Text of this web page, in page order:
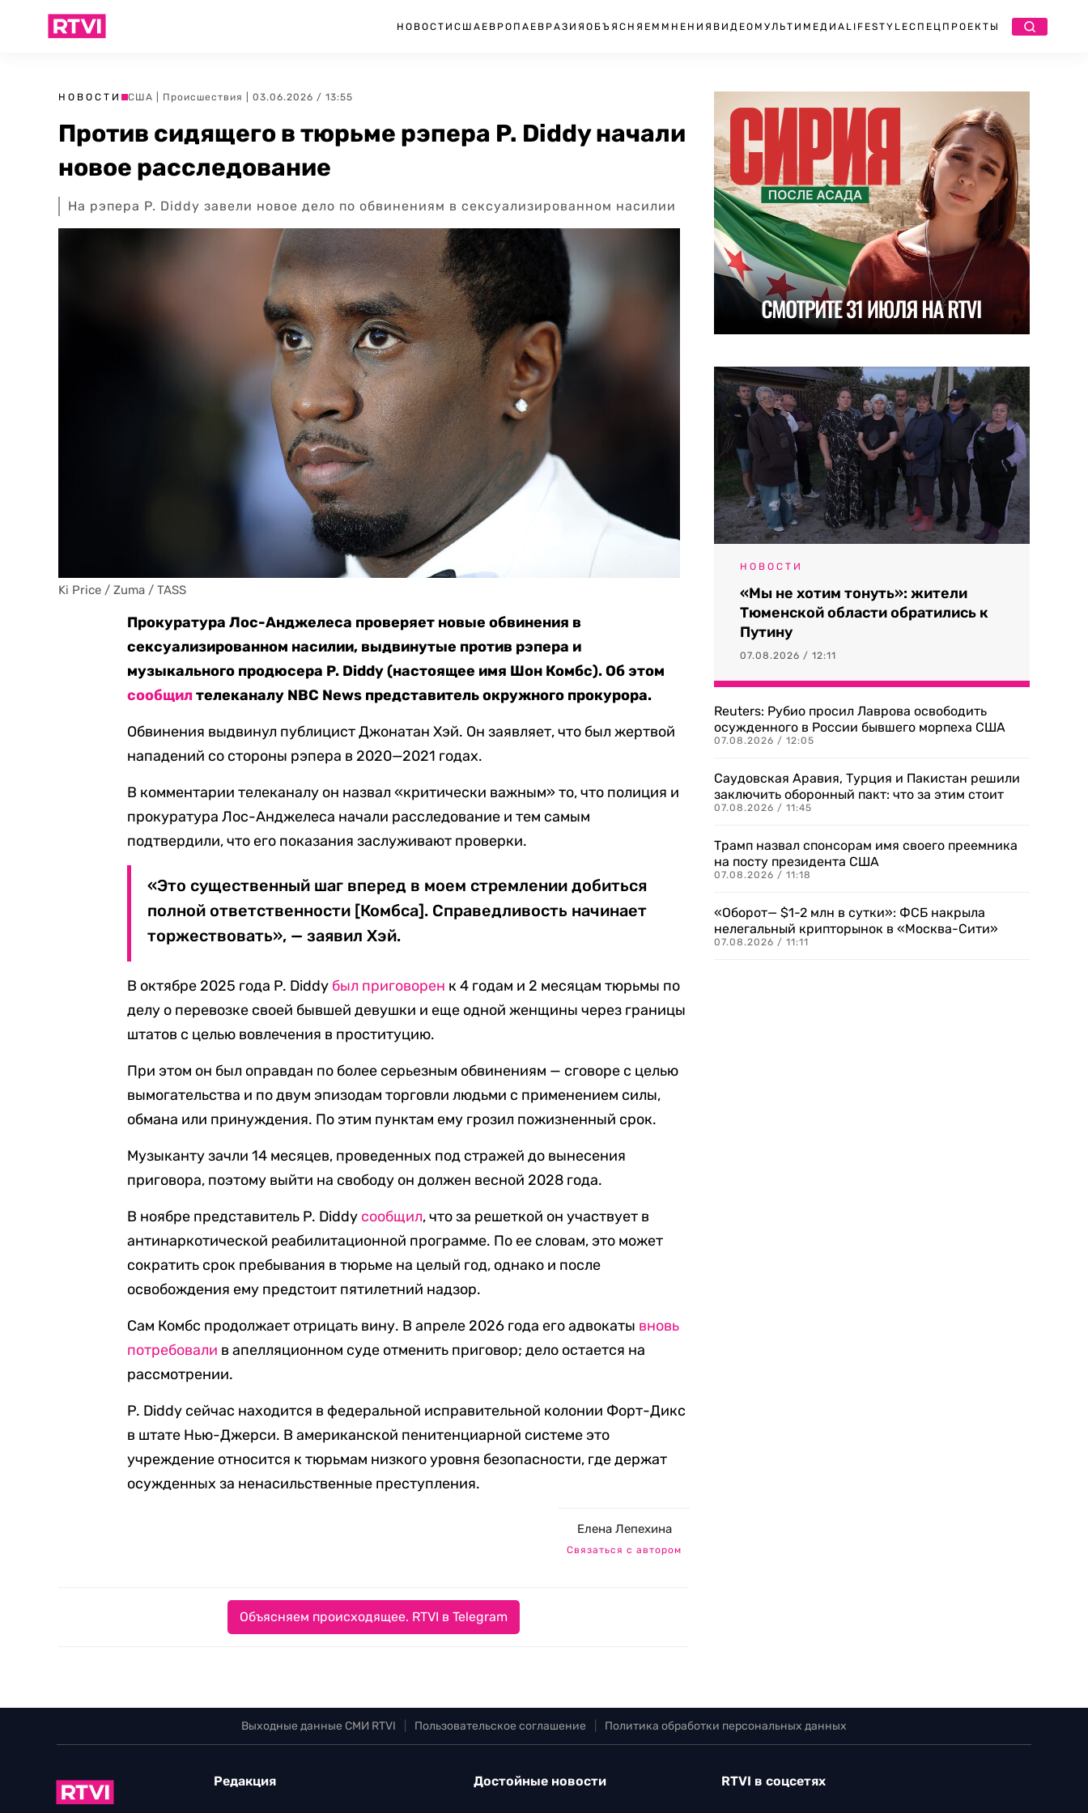
НОВОСТИ США ЕВРОПА ЕВРАЗИЯ ОБЪЯСНЯЕМ МНЕНИЯ ВИДЕО МУЛЬТИМЕДИА LIFESTYLEСПЕЦПРОЕКТЫ
НОВОСТИ США Происшествия | 03.06.2026 / 13:55
Против сидящего в тюрьме рэпера P. Diddy начали
новое расследование
На рэпера P. Diddy завели новое дело по обвинениям в сексуализированном насилии
Ki Price / Zuma / TASS
Прокуратура Лос-Анджелеса проверяет новые обвинения в
сексуализированном насилии, выдвинутые против рэпера и
музыкального продюсера P. Diddy (настоящее имя Шон Комбс). Об этом
сообщилтелеканалу NBC News представитель окружного прокурора.
Обвинения выдвинул публицист Джонатан Хэй. Он заявляет, что был жертвой
нападений со стороны рэпера в 2020—2021 годах.
В комментарии телеканалу он назвал «критически важным» то, что полиция и
прокуратура Лос-Анджелеса начали расследование и тем самым
подтвердили, что его показания заслуживают проверки.
«Это существенный шаг вперед в моем стремлении добиться
полной ответственности [Комбса]. Справедливость начинает
торжествовать», — заявил Хэй.
В октябре 2025 года P. Diddy был приговорен к 4 годам и 2 месяцам тюрьмы по
делу о перевозке своей бывшей девушки и еще одной женщины через границы
штатов с целью вовлечения в проституцию.
При этом он был оправдан по более серьезным обвинениям — сговоре с целью
вымогательства и по двум эпизодам торговли людьми с применением силы,
обмана или принуждения. По этим пунктам ему грозил пожизненный срок.
Музыканту зачли 14 месяцев, проведенных под стражей до вынесения
приговора, поэтому выйти на свободу он должен весной 2028 года.
В ноябре представитель P. Diddy сообщил, что за решеткой он участвует в
антинаркотической реабилитационной программе. По ее словам, это может
сократить срок пребывания в тюрьме на целый год, однако и после
освобождения ему предстоит пятилетний надзор.
Сам Комбс продолжает отрицать вину. В апреле 2026 года его адвокаты вновь
потребовали в апелляционном суде отменить приговор; дело остается на
рассмотрении.
P. Diddy сейчас находится в федеральной исправительной колонии Форт-Дикс
в штате Нью-Джерси. В американской пенитенциарной системе это
учреждение относится к тюрьмам низкого уровня безопасности, где держат
осужденных за ненасильственные преступления.
Елена Лепехина
Связаться с автором
Объясняем происходящее. RTVI в Telegram
НОВОСТИ
«Мы не хотим тонуть»: жители
Тюменской области обратились к
Путину
07.08.2026 / 12:11
Reuters: Рубио просил Лаврова освободить
осужденного в России бывшего морпеха США
07.08.2026 / 12:05
Саудовская Аравия, Турция и Пакистан решили
заключить оборонный пакт: что за этим стоит
07.08.2026 / 11:45
Трамп назвал спонсорам имя своего преемника
на посту президента США
07.08.2026 / 11:18
«Оборот— $1-2 млн в сутки»: ФСБ накрыла
нелегальный крипторынок в «Москва-Сити»
07.08.2026 / 11:11
Выходные данные СМИ RTVI Пользовательское соглашение Политика обработки персональных данных
Редакция Достойные новости RTVI в соцсетях